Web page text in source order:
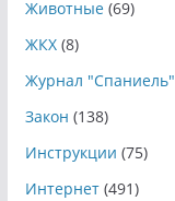
Животные(69)
ЖКХ(8)
Журнал "Спаниель"
Закон (138)
Инструкции (75)
Интернет(491)